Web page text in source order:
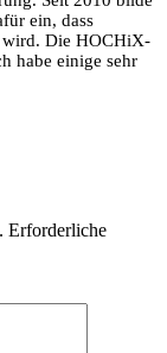
ein, dass
wird. Die HOCHiX-
habe einige sehr
Erforderliche